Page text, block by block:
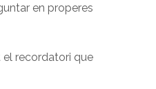
en properes
el recordatori que